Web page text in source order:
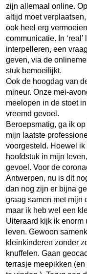
zijn allemaal online.
altijd moet
ook heel erg
communicatie. In
interpelleren, een
geven, via de
stuk bemoeilijkt.
Ook de hoogdag van
mineur. Onze mei-
meelopen in de stoet
vreemd gevoel.
Beroepsmatig, ga ik
mijn laatste
voorgesteld. Hoewel
hoofdstuk in mijn
gevoel. Voor de
Antwerpen, nu is dit
dan nog zijn er bijna
graag samen met mijn
maar ik heb wel een
Uiteraard kijk ik enorm
leven. Gewoon
kleinkinderen zonder
knuffelen. Gaan
terrasje meepikken